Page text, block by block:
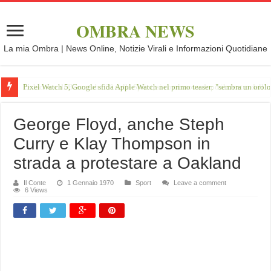
OMBRA NEWS
La mia Ombra | News Online, Notizie Virali e Informazioni Quotidiane
Pixel Watch 5, Google sfida Apple Watch nel primo teaser: "sembra un
George Floyd, anche Steph
Curry e Klay Thompson in
strada a protestare a Oakland
Il Conte 1 Gennaio 1970 Sport
Leave a comment
6 Views